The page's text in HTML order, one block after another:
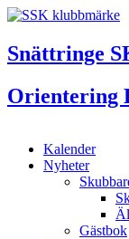
Snättringe
Orientering
Kalender
Nyheter
Gästbok